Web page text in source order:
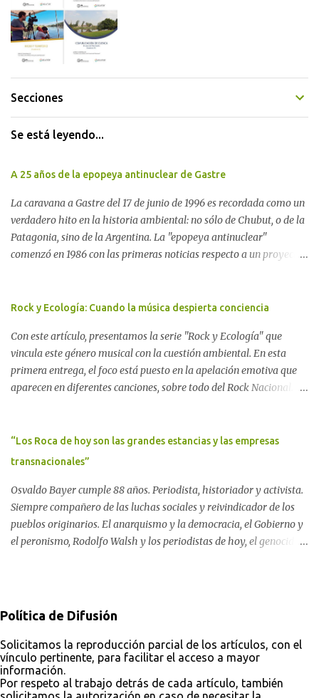
Secciones
Se está leyendo...
A 25 años de la epopeya antinuclear de Gastre
La caravana a Gastre del 17 de junio de 1996 es recordada como un
verdadero hito en la historia ambiental: no sólo de Chubut, o de la
Patagonia, sino de la Argentina. La "epopeya antinuclear"
comenzó en 1986 con las primeras noticias respecto a un proyecto
proyecto legislativo nacional al respecto. En este artículo, la
Movimiento Antinuclear de Chubut (MACH) liderada por Javier
Rodríguez Pardo, como una lección de rebelión democrática
territorial frente a las imposiciones de la tecnocracia nuclear
globalizada. Dossier N° 3 "La crisis nuclear en el mundo. A 10 años
Dukal.
Rock y Ecología: Cuando la música despierta conciencia
Con este artículo, presentamos la serie "Rock y Ecología" que
vincula este género musical con la cuestión ambiental. En esta
primera entrega, el foco está puesto en la apelación emotiva que
aparecen en diferentes canciones, sobre todo del Rock Nacional.
Carolina Aponte La Madre Tierra se escucha en las canciones del
Rock Nacional.
“Los Roca de hoy son las grandes estancias y las empresas
transnacionales”
Osvaldo Bayer cumple 88 años. Periodista, historiador y activista.
Siempre compañero de las luchas sociales y reivindicador de los
pueblos originarios. El anarquismo y la democracia, el Gobierno y
el peronismo, Rodolfo Walsh y los periodistas de hoy, el genocidio
Política de Difusión
Solicitamos la reproducción parcial de los artículos, con el
vínculo pertinente, para facilitar el acceso a mayor
información.
Por respeto al trabajo detrás de cada artículo, también